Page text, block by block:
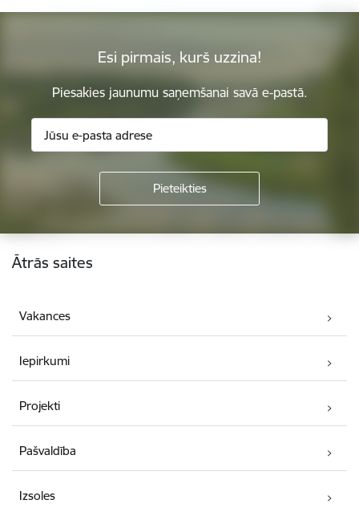
Esi pirmais, kurš uzzina!
Piesakies jaunumu saņemšanai savā e-pastā.
Kājene
Ātrās saites
Vakances
Iepirkumi
Projekti
Pašvaldība
Izsoles